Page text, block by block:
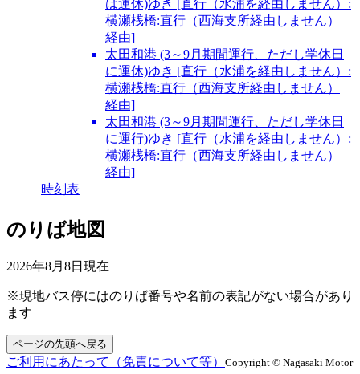
は運休)ゆき [直行（水浦を経由しません）:
横瀬桟橋:直行（西海支所経由しません）
経由]
太田和港 (3～9月期間運行、ただし学休日
に運休)ゆき [直行（水浦を経由しません）:
横瀬桟橋:直行（西海支所経由しません）
経由]
太田和港 (3～9月期間運行、ただし学休日
に運行)ゆき [直行（水浦を経由しません）:
横瀬桟橋:直行（西海支所経由しません）
経由]
時刻表
のりば地図
2026年8月8日 現在
※現地バス停にはのりば番号や名前の表記がない場合があり
ます
ページの先頭へ戻る
ご利用にあたって（免責について等） Copyright © Nagasaki Motor